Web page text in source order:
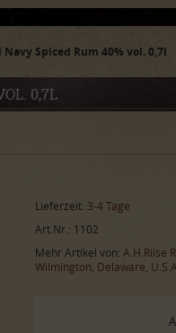
Navy Spiced Rum 40% vol. 0,7l
0,7L
Lieferzeit: 3-4 Tage
Art.Nr.: 1102
Mehr Artikel von: A.H.Riise
Wilmington, Delaware, U.S.A.